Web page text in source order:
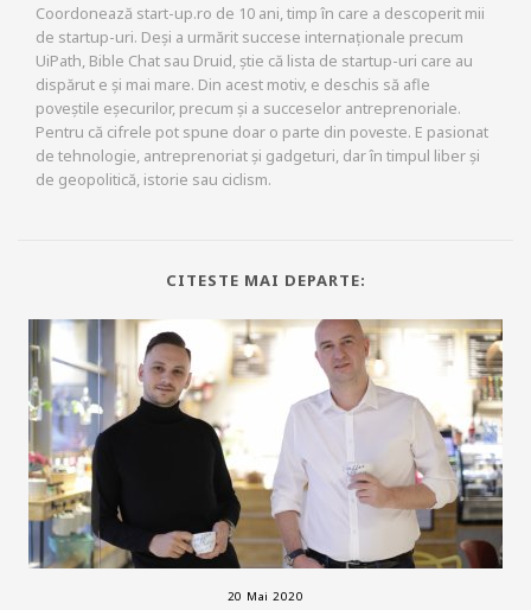
Coordonează start-up.ro de 10 ani, timp în care a descoperit mii
de startup-uri. Deși a urmărit succese internaționale precum
UiPath, Bible Chat sau Druid, știe că lista de startup-uri care au
dispărut e și mai mare. Din acest motiv, e deschis să afle
poveștile eșecurilor, precum și a succeselor antreprenoriale.
Pentru că cifrele pot spune doar o parte din poveste. E pasionat
de tehnologie, antreprenoriat și gadgeturi, dar în timpul liber și
de geopolitică, istorie sau ciclism.
CITESTE MAI DEPARTE:
20 Mai 2020